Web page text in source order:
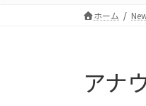
ホーム
アナ